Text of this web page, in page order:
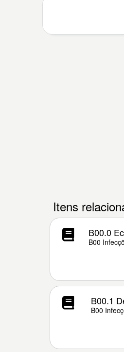
Itens
B00.0
B00
B00.1
B00